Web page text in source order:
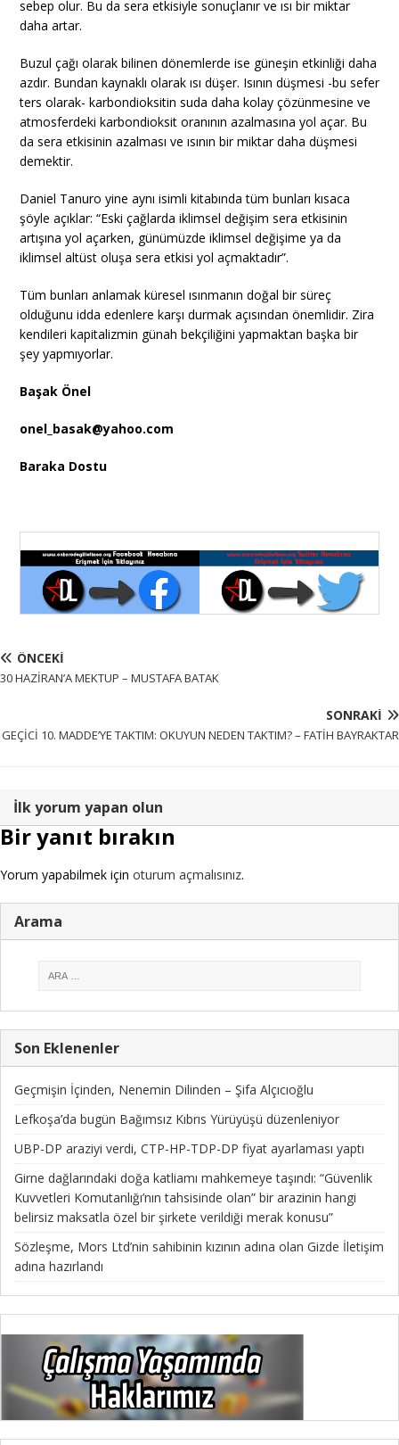
sebep olur. Bu da sera etkisiyle sonuçlanır ve ısı bir miktar
daha artar.
Buzul çağı olarak bilinen dönemlerde ise güneşin etkinliği daha
azdır. Bundan kaynaklı olarak ısı düşer. Isının düşmesi -bu sefer
ters olarak- karbondioksitin suda daha kolay çözünmesine ve
atmosferdeki karbondioksit oranının azalmasına yol açar. Bu
da sera etkisinin azalması ve ısının bir miktar daha düşmesi
demektir.
Daniel Tanuro yine aynı isimli kitabında tüm bunları kısaca
şöyle açıklar: “Eski çağlarda iklimsel değişim sera etkisinin
artışına yol açarken, günümüzde iklimsel değişime ya da
iklimsel altüst oluşa sera etkisi yol açmaktadır”.
Tüm bunları anlamak küresel ısınmanın doğal bir süreç
olduğunu idda edenlere karşı durmak açısından önemlidir. Zira
kendileri kapitalizmin günah bekçiliğini yapmaktan başka bir
şey yapmıyorlar.
Başak Önel
onel_basak@yahoo.com
Baraka Dostu
ÖNCEKI
30 HAZİRAN’A MEKTUP – MUSTAFA BATAK
SONRAKI
GEÇİCİ 10. MADDE’YE TAKTIM: OKUYUN NEDEN TAKTIM? – FATİH BAYRAKTAR
İlk yorum yapan olun
Bir yanıt bırakın
Yorum yapabilmek için oturum açmalısınız.
Arama
Son Eklenenler
Geçmişin İçinden, Nenemin Dilinden – Şifa Alçıcıoğlu
Lefkoşa’da bugün Bağımsız Kıbrıs Yürüyüşü düzenleniyor
UBP-DP araziyi verdi, CTP-HP-TDP-DP fiyat ayarlaması yaptı
Girne dağlarındaki doğa katliamı mahkemeye taşındı: “Güvenlik
Kuvvetleri Komutanlığı’nın tahsisinde olan” bir arazinin hangi
belirsiz maksatla özel bir şirkete verildiği merak konusu”
Sözleşme, Mors Ltd’nin sahibinin kızının adına olan Gizde İletişim
adına hazırlandı